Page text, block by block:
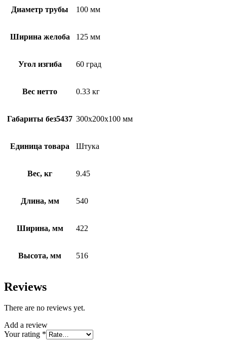
Диаметр трубы 100 мм
Ширина желоба 125 мм
Угол изгиба 60 град
Вес нетто 0.33 кг
Габариты без5437 300х200х100 мм
Единица товара Штука
Вес, кг 9.45
Длина, мм 540
Ширина, мм 422
Высота, мм 516
Reviews
There are no reviews yet.
Add a review
Your rating *